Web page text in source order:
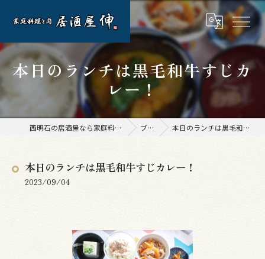
本日のランチは黒毛和牛すじカ
レー！
西明石の居酒屋なら家庭料理と肉 居酒屋 伸 ブログ 本日のランチは黒毛和牛すじカレー！
本日のランチは黒毛和牛すじカレー！
2023/09/04